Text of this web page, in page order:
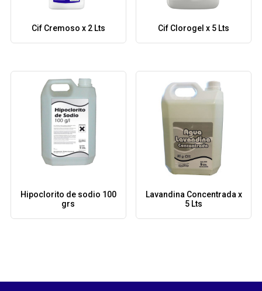
Cif Cremoso x 2 Lts Cif Clorogel x 5 Lts
Hipoclorito de sodio 100
grs
Lavandina Concentrada x
5 Lts